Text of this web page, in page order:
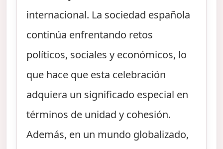
internacional. La sociedad española
continúa enfrentando retos
políticos, sociales y económicos, lo
que hace que esta celebración
adquiera un significado especial en
términos de unidad y cohesión.
Además, en un mundo globalizado,